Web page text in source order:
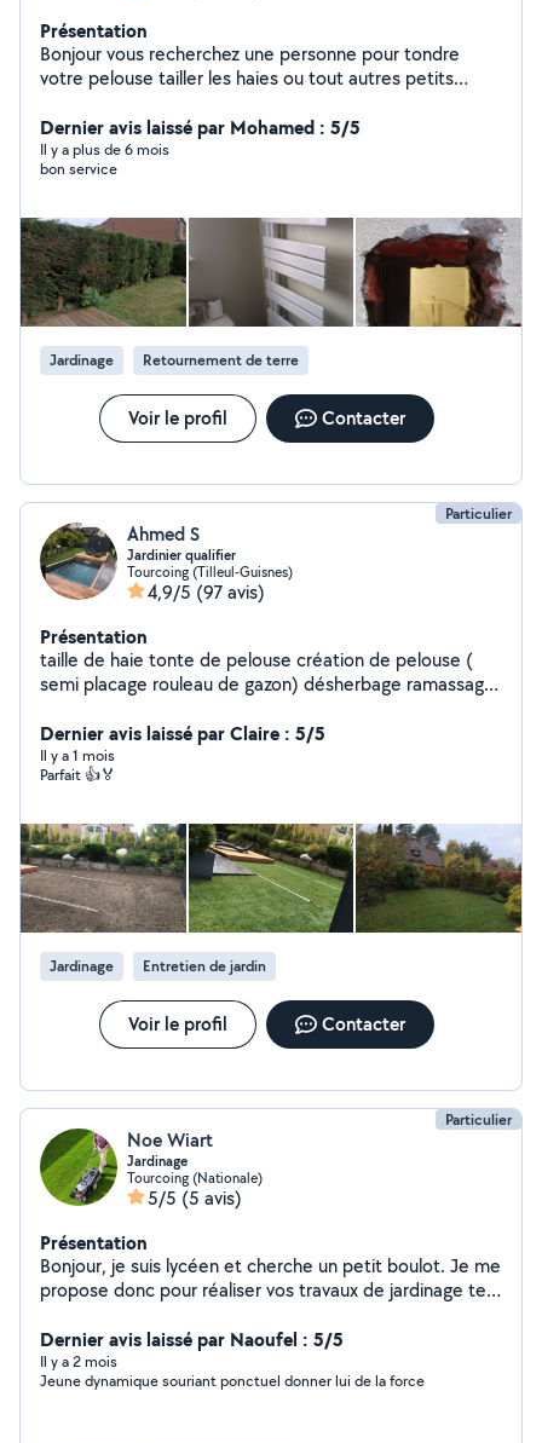
Présentation
Bonjour vous recherchez une personne pour tondre
votre pelouse tailler les haies ou tout autres petits
la personne
Dernier avis laissé par Mohamed : 5/5
Il y a plus de 6 mois
bon service
Jardinage Retournement de terre
Voir le profil Contacter
Particulier
Ahmed S
Jardinier qualifier
Tourcoing (Tilleul-Guisnes)
4,9/5 (97 avis)
Présentation
taille de haie tonte de pelouse création de pelouse (
semi placage rouleau de gazon) désherbage ramassage
travaux bricolage Évacuation des déchets
Dernier avis laissé par Claire : 5/5
Il y a 1 mois
Parfait 👍🏅
Jardinage Entretien de jardin
Voir le profil Contacter
Particulier
Noe Wiart
Jardinage
Tourcoing (Nationale)
5/5 (5 avis)
Présentation
Bonjour, je suis lycéen et cherche un petit boulot. Je me
propose donc pour réaliser vos travaux de jardinage tels
ou la plantation. Je peux également vous débarrasser
des déchets verts.
Dernier avis laissé par Naoufel : 5/5
Il y a 2 mois
Jeune dynamique souriant ponctuel donner lui de la force